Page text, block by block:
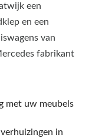
een
en een
van
fabrikant
met uw meubels
in